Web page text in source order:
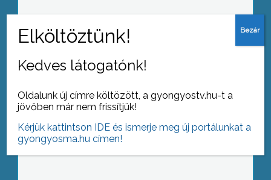
Fennállásának 65. évfordulóját
ünnepelte a Bányász Fúvószenekar
Kedves látogatónk!
Oldalunk új címre költözött, a gyongyostv.hu-t a
jövőben már nem frissítjük!
Kérjük kattintson IDE és ismerje meg új portálunkat a
gyongyosma.hu címen!